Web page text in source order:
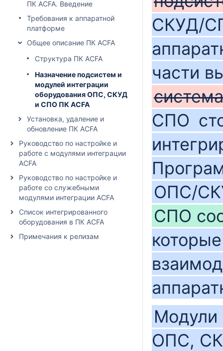
ПК ACFA. Введение
Требования к аппаратной
платформе
Общее описание ПК ACFA
Структура ПК ACFA
Назначение подсистем и
модулей интеграции
оборудования ОПС, СКУД
и СПО ПК ACFA
Установка, удаление и
обновление ПК ACFA
Руководство по настройке и
работе с модулями интеграции
ACFA
Руководство по настройке и
работе со служебными
модулями интеграции ACFA
Список интегрированного
оборудования в ПК ACFA
Примечания к релизам
СКУД/
части
СПО
ОПС/
СПО
Модули
ОПС,